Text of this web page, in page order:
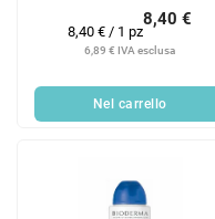
6,89 € IVA esclusa
8,40 €
Prezzo
della
8,40 € / 1 pz
Nel carrello